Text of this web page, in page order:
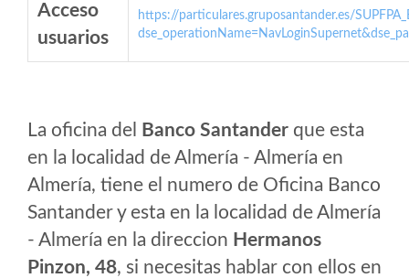
Acceso
usuarios
https://particulares.gruposantander.es/
La oficina del Banco Santander que esta
en la localidad de Almería - Almería en
Almería, tiene el numero de Oficina Banco
Santander y esta en la localidad de Almería
- Almería en la direccion Hermanos
Pinzon, 48, si necesitas hablar con ellos en